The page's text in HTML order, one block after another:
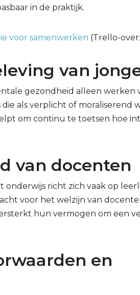
in de praktijk.
voor samenwerken (Trello-
van
gezondheid alleen werken
als verplicht of moraliserend
om continu te toetsen hoe
van docenten
richt zich vaak op
voor het welzijn van
hun vermogen om een
en